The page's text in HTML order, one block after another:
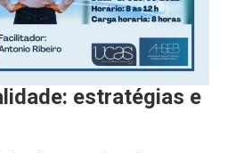
estratégias e